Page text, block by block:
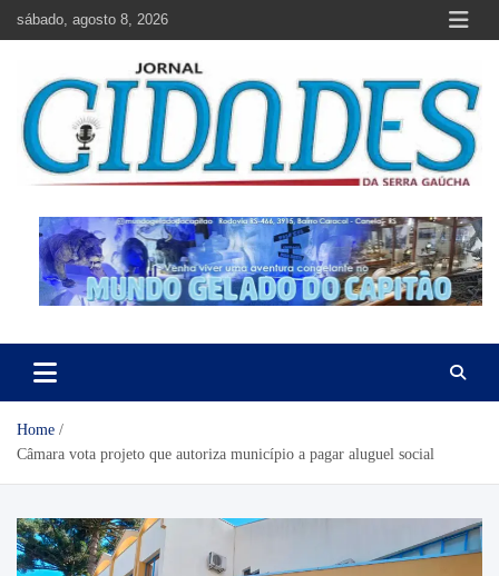
sábado, agosto 8, 2026
Jornal Cidades da Serra Gaúcha
Home
Câmara vota projeto que autoriza município a pagar aluguel social